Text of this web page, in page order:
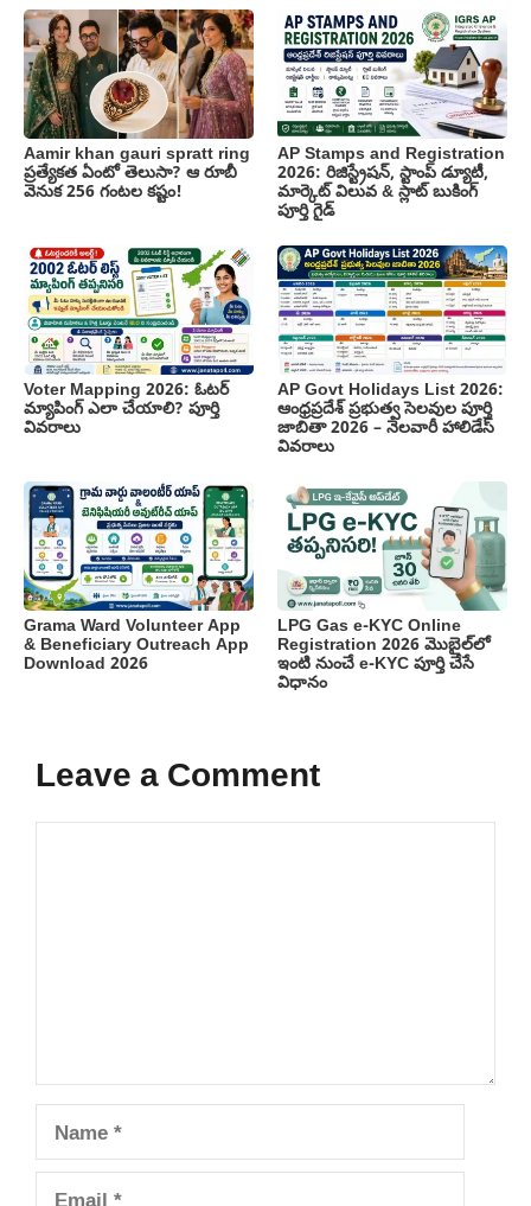
Aamir khan gauri spratt ring
ప్రత్యేకత ఏంటో తెలుసా? ఆ రూబీ
వెనుక 256 గంటల కష్టం!
AP Stamps and Registration
2026: రిజిస్ట్రేషన్, స్టాంప్ డ్యూటీ,
మార్కెట్ విలువ & స్లాట్ బుకింగ్
పూర్తి గైడ్
Voter Mapping 2026: ఓటర్
మ్యాపింగ్ ఎలా చేయాలి? పూర్తి
వివరాలు
AP Govt Holidays List 2026:
ఆంధ్రప్రదేశ్ ప్రభుత్వ సెలవుల పూర్తి
జాబితా 2026 – నెలవారీ హాలిడేస్
వివరాలు
Grama Ward Volunteer App
& Beneficiary Outreach App
Download 2026
LPG Gas e-KYC Online
Registration 2026 మొబైల్‌లో
ఇంటి నుంచే e-KYC పూర్తి చేసే
విధానం
Leave a Comment
Comment
Name
Email